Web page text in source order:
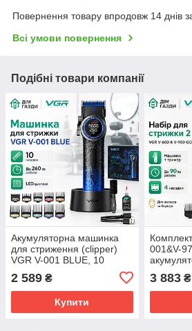
Повернення товару впродовж 14 днів
Всі умови повернення
Подібні товари компанії
Акумуляторна машинка
для стриження (clipper)
VGR V-001 BLUE, 10
насадок, 9000 RPM, 4600
mAh, LED light, LED
display
2 589 ₴
Купити
001&V-
для
тример
3 883₴